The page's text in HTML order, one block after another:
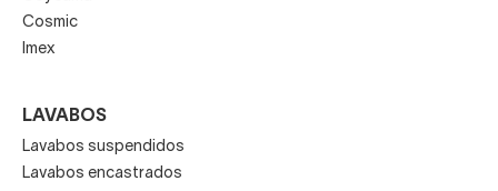
Cosmic
Imex
LAVABOS
Lavabos suspendidos
Lavabos encastrados